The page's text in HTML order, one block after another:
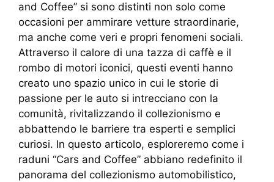
and Coffee” si sono distinti non solo come
occasioni per ammirare vetture straordinarie,
ma anche come veri e propri fenomeni sociali.
Attraverso il calore di una tazza di caffè e il
rombo di motori iconici, questi eventi hanno
creato uno spazio unico in cui le storie di
passione per le auto si intrecciano con la
comunità, rivitalizzando il collezionismo e
abbattendo le barriere tra esperti e semplici
curiosi. In questo articolo, esploreremo come i
raduni “Cars and Coffee” abbiano redefinito il
panorama del collezionismo automobilistico,